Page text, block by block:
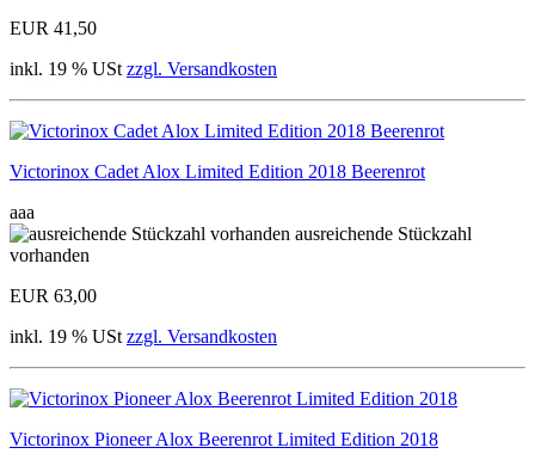
EUR 41,50
inkl. 19 % USt zzgl. Versandkosten
Victorinox Cadet Alox Limited Edition 2018 Beerenrot
aaa
ausreichende Stückzahl
vorhanden
EUR 63,00
inkl. 19 % USt zzgl. Versandkosten
Victorinox Pioneer Alox Beerenrot Limited Edition 2018